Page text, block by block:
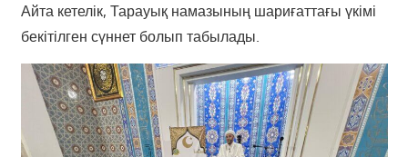
Айта кетелік, Тарауық намазының шариғаттағы үкімі
бекітілген сүннет болып табылады.